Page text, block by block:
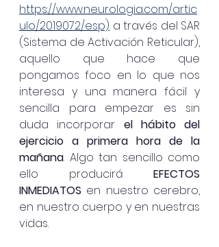
https://www.neurologia.com/artic
ulo/2019072/esp) a través del SAR
(Sistema de Activación Reticular),
aquello que hace que
pongamos foco en lo que nos
interesa y una manera fácil y
sencilla para empezar es sin
duda incorporar el hábito del
ejercicio a primera hora de la
mañana. Algo tan sencillo como
ello producirá EFECTOS
INMEDIATOS en nuestro cerebro,
en nuestro cuerpo y en nuestras
vidas.